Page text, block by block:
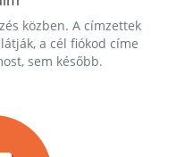
közben. A címzettek
a cél fiókod címe
sem később.